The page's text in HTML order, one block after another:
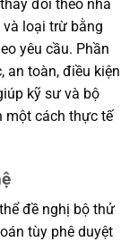
đổi theo nhà
loại trừ bằng
yêu cầu. Phần
an toàn, điều kiện
kỹ sư và bộ
một cách thực tế
đề nghị bộ thử
tùy phê duyệt